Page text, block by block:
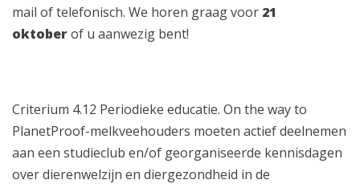
mail of telefonisch. We horen graag voor 21
oktoberof u aanwezig bent!
Criterium 4.12 Periodieke educatie. On the way to
PlanetProof-melkveehouders moeten actief deelnemen
aan een studieclub en/of georganiseerde kennisdagen
over dierenwelzijn en diergezondheid in de